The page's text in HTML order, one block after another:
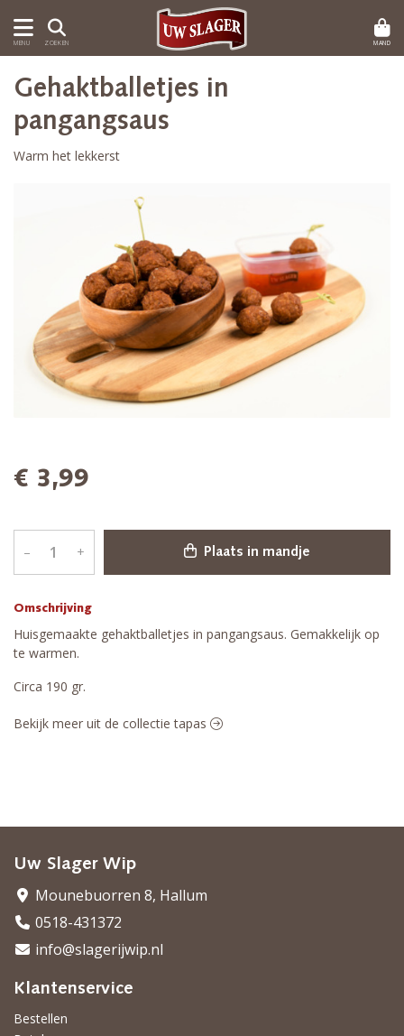
MENU ZOEKEN MAND
Omschrijving
Huisgemaakte gehaktballetjes in pangangsaus. Gemakkelijk op
te warmen.
Circa 190 gr.
Gehaktballetjes in
pangangsaus
Warm het lekkerst
€ 3,99
– + Plaats in mandje
Bekijk meer uit de collectie tapas
Uw Slager Wip
Mounebuorren 8, Hallum
0518-431372
info@slagerijwip.nl
Klantenservice
Bestellen